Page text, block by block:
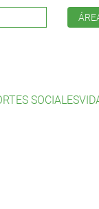
SOCIALES